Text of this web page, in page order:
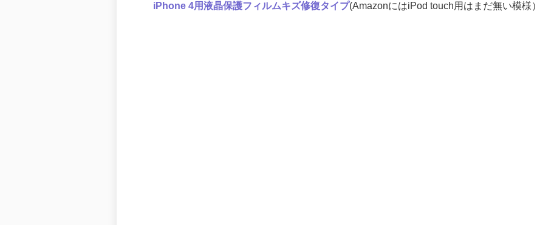
iPhone 4用液晶保護フィルムキズ修復タイプ(AmazonにはiPod touch用はまだ無い模様）